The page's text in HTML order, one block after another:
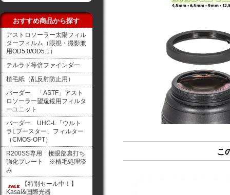
おすすめ商品から探す
アストロソーラー太陽フィル
ターフィルム（眼視・撮影兼
用OD5.0/OD5.1）
テルラド等倍ファインダー
植毛紙（乱反射防止用）
バーダー 「ASTF」アスト
ロソーラー望遠鏡用フィルタ
ーユニット
バーダー UHC-L「ウルト
ラLブースター」フィルター
（CMOS-OPT）
R200SS専用 接眼部裏打ち
強化プレート ※植毛処理済
み
【特別セール中！】
Kasai&国際光器
こ